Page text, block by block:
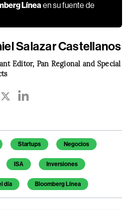
Líneaen su fuente de
Salazar Castellanos
Editor, Pan Regional and Special
Startups Negocios
ISA Inversiones
día Bloomberg Línea